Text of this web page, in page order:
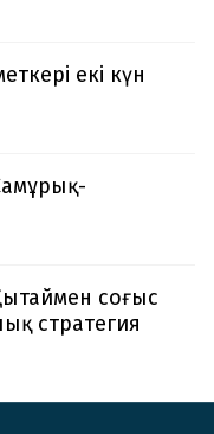
екі күн
соғыс
стратегия